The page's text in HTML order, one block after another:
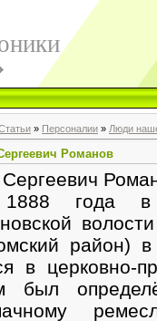
» Персоналии » Люди
Романов
года в
район) в
в церковно-
был